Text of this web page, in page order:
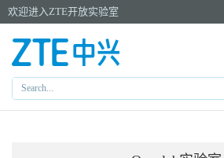
欢迎进入ZTE开放实验室